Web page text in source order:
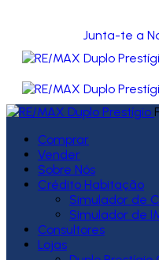
Junta-te a
Comprar
Vender
Sobre Nós
Crédito Habitação
Simulador de
Simulador de
Consultores
Lojas